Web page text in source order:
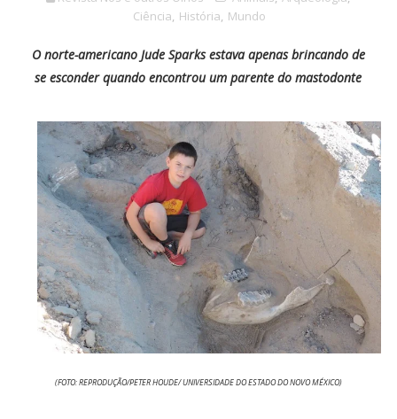
Ciência, História, Mundo
O norte-americano Jude Sparks estava apenas brincando de
se esconder quando encontrou um parente do mastodonte
(FOTO: REPRODUÇÃO/PETER HOUDE/ UNIVERSIDADE DO ESTADO DO NOVO MÉXICO)